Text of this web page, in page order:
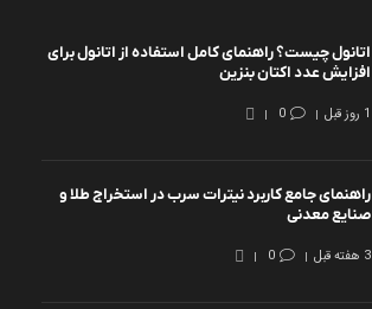
اتانول چیست؟ راهنمای کامل استفاده از اتانول برای
افزایش عدد اکتان بنزین
1 روز قبل 0
راهنمای جامع کاربرد نیترات سرب در استخراج طلا و
صنایع معدنی
3 هفته قبل 0